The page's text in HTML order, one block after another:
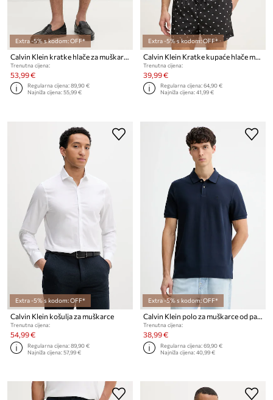
Extra -5% s kodom: OFF*
Trenutna cijena:
53,99 €
Regularna cijena:89,90 €
Najniža cijena:55,99 €
Extra -5% s kodom: OFF*
Trenutna cijena:
39,99 €
Regularna cijena:64,90 €
Najniža cijena:41,99 €
Extra -5% s kodom: OFF*
Calvin Klein košulja za muškarce
Trenutna cijena:
54,99 €
Regularna cijena:89,90 €
Najniža cijena:57,99 €
Extra -5% s kodom: OFF*
Calvin Klein polo za muškarce od pamuka
Trenutna cijena:
38,99 €
Regularna cijena:69,90 €
Najniža cijena:40,99 €